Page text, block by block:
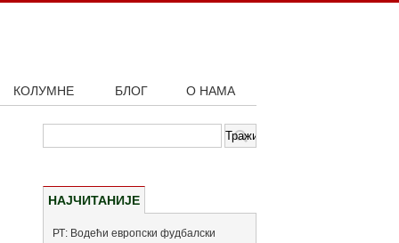
КОЛУМНЕ БЛОГ О НАМА
НАЈЧИТАНИЈЕ
РТ: Водећи европски фудбалски